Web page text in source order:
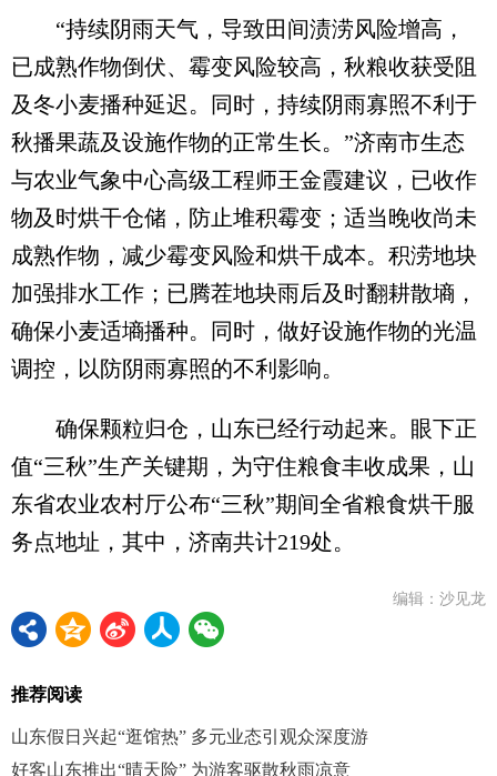
“持续阴雨天气，导致田间渍涝风险增高，
已成熟作物倒伏、霉变风险较高，秋粮收获受阻
及冬小麦播种延迟。同时，持续阴雨寡照不利于
秋播果蔬及设施作物的正常生长。”济南市生态
与农业气象中心高级工程师王金霞建议，已收作
物及时烘干仓储，防止堆积霉变；适当晚收尚未
成熟作物，减少霉变风险和烘干成本。积涝地块
加强排水工作；已腾茬地块雨后及时翻耕散墒，
确保小麦适墒播种。同时，做好设施作物的光温
调控，以防阴雨寡照的不利影响。
确保颗粒归仓，山东已经行动起来。眼下正
值“三秋”生产关键期，为守住粮食丰收成果，山
东省农业农村厅公布“三秋”期间全省粮食烘干服
务点地址，其中，济南共计219处。
编辑：沙见龙
推荐阅读
山东假日兴起“逛馆热” 多元业态引观众深度游
好客山东推出“晴天险” 为游客驱散秋雨凉意